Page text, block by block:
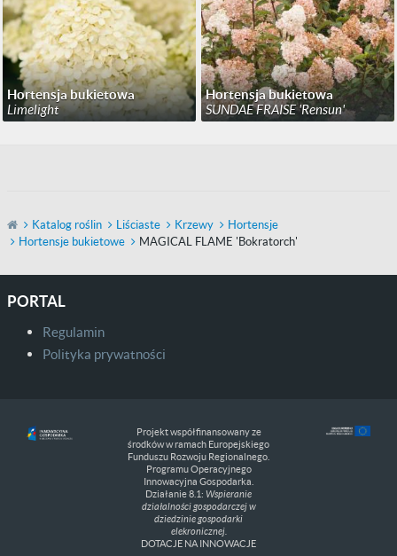
Hortensja bukietowa
Limelight
Hortensja bukietowa
SUNDAE FRAISE 'Rensun'
Katalog roślin Liściaste Krzewy
Hortensje
Hortensje bukietowe
MAGICAL FLAME 'Bokratorch'
PORTAL
Regulamin
Polityka prywatności
Projekt współfinansowany ze
środków w ramach Europejskiego
Funduszu Rozwoju Regionalnego.
Programu Operacyjnego
Innowacyjna Gospodarka.
Działanie 8.1: Wspieranie
działalności gospodarczej w
dziedzinie gospodarki
elekronicznej.
DOTACJE NA INNOWACJE